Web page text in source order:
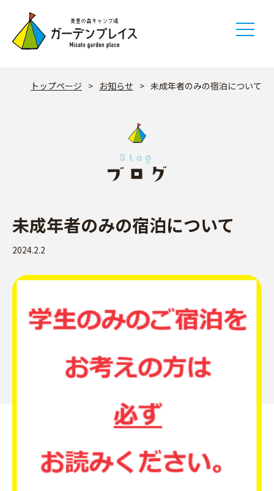
content
トップページ > お知らせ > 未成年者のみの宿泊について
未成年者のみの宿泊について
2024.2.2